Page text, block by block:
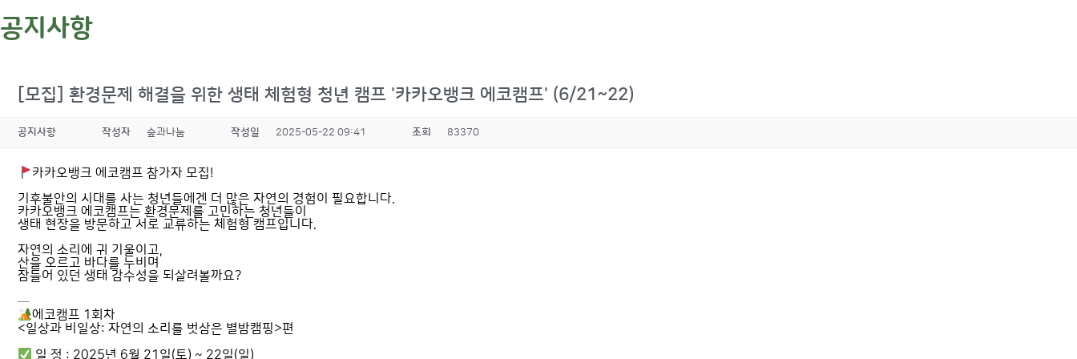
공지사항
[모집] 환경문제 해결을 위한 생태 체험형 청년 캠프 '카카오뱅크 에코캠프' (6/21~22)
공지사항 작성자 숲과나눔 작성일 2025-05-22 09:41 조회 83370
카카오뱅크 에코캠프 참가자 모집!
기후불안의 시대를 사는 청년들에겐 더 많은 자연의 경험이 필요합니다.
카카오뱅크 에코캠프는 환경문제를 고민하는 청년들이
생태 현장을 방문하고 서로 교류하는 체험형 캠프입니다.
자연의 소리에 귀 기울이고,
산을 오르고 바다를 누비며
잠들어 있던 생태 감수성을 되살려볼까요?
─
에코캠프 1회차
<일상과 비일상: 자연의 소리를 벗삼은 별밤캠핑>편
일 정 : 2025년 6월 21일(토) ~ 22일(일)